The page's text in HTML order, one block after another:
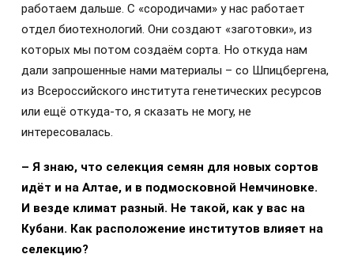
работаем дальше. С «сородичами» у нас работает
отдел биотехнологий. Они создают «заготовки», из
которых мы потом создаём сорта. Но откуда нам
дали запрошенные нами материалы – со Шпицбергена,
из Всероссийского института генетических ресурсов
или ещё откуда-то, я сказать не могу, не
интересовалась.
– Я знаю, что селекция семян для новых сортов
идёт и на Алтае, и в подмосковной Немчиновке.
И везде климат разный. Не такой, как у вас на
Кубани. Как расположение институтов влияет на
селекцию?